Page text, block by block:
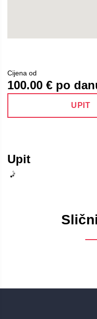
Cijena od
100.00 € po
UPIT
Upit